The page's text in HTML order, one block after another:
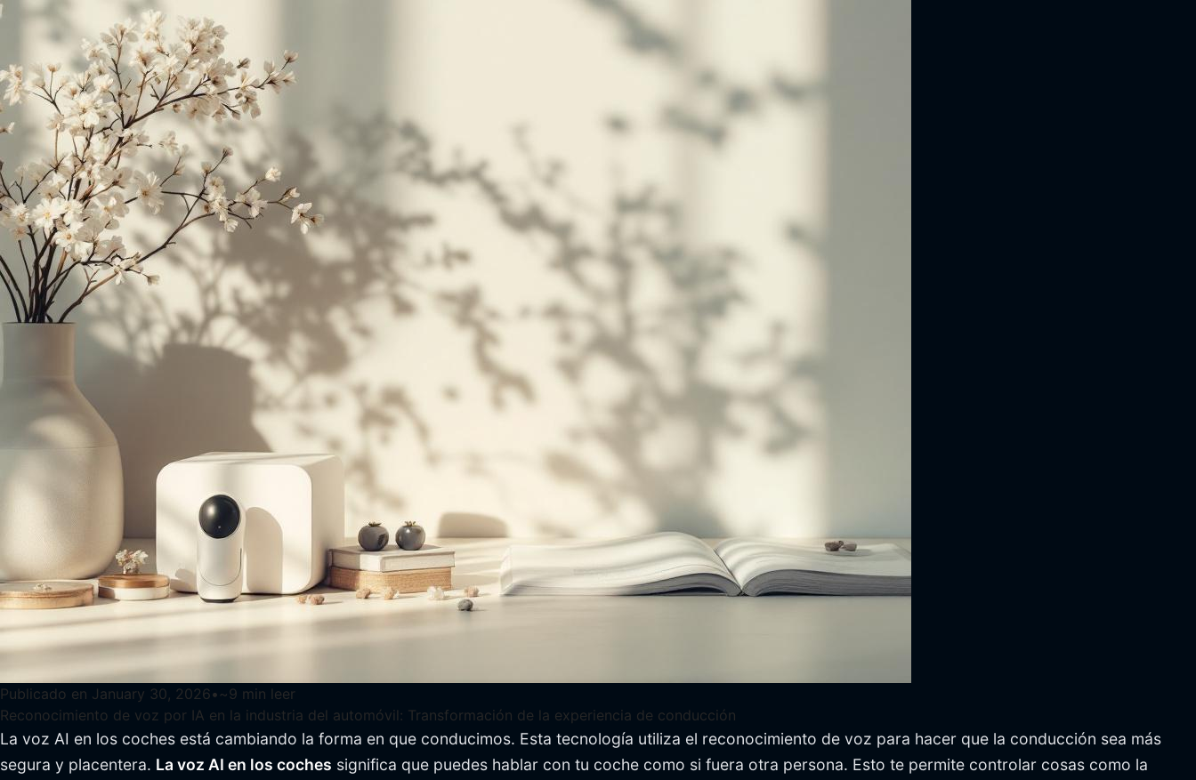
Publicado en January 30, 2026• ~9 min leer
Reconocimiento de voz por IA en la industria del automóvil: Transformación de la experiencia de conducción
La voz AI en los coches está cambiando la forma en que conducimos. Esta tecnología utiliza el reconocimiento de voz para hacer que la conducción sea más
segura y placentera. La voz AI en los coches significa que puedes hablar con tu coche como si fuera otra persona. Esto te permite controlar cosas como la